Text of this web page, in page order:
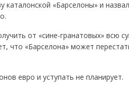
каталонской «Барселоны» и
от «сине-гранатовых» всю
что «Барселона» может
евро и уступать не планирует.